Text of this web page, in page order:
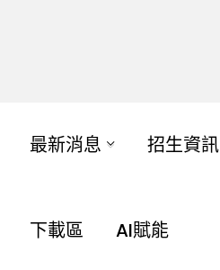
最新消息 招生資訊
下載區 AI賦能